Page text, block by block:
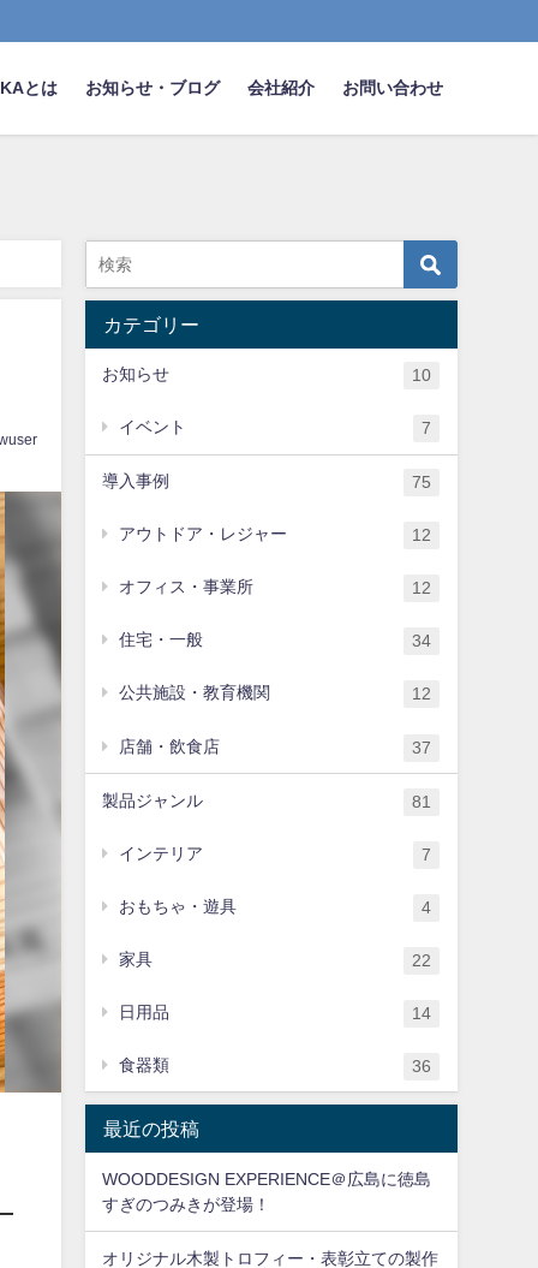
とは お知らせ・ブログ 会社紹介 お問い合わせ
カテゴリー
お知らせ 10
イベント 7
導入事例 75
アウトドア・レジャー 12
オフィス・事業所 12
住宅・一般 34
公共施設・教育機関 12
店舗・飲食店 37
製品ジャンル 81
インテリア 7
おもちゃ・遊具 4
家具 22
日用品 14
食器類 36
最近の投稿
WOODDESIGN EXPERIENCE＠広島に徳島
すぎのつみきが登場！
オリジナル木製トロフィー・表彰立ての製作